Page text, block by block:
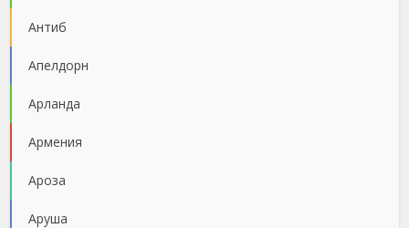
Антиб
Апелдорн
Арланда
Армения
Ароза
Аруша